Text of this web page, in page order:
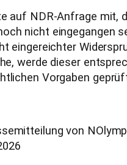
auf NDR-Anfrage mit,
nicht eingegangen
eingereichter
werde dieser
Vorgaben
von